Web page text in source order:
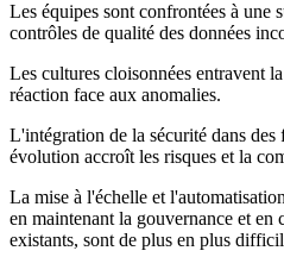
Les équipes sont confrontées à une
contrôles de qualité des données
Les cultures cloisonnées entravent
réaction face aux anomalies.
L'intégration de la sécurité dans des
évolution accroît les risques et la
La mise à l'échelle et
en maintenant la gouvernance et en
existants, sont de plus en plus